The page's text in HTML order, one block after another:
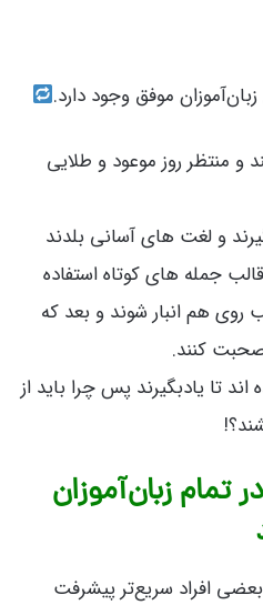
موفق وجود دارد.
و منتظر روز موعود و طلایی
و لغت های آسانی بلدند
جمله های کوتاه استفاده
روی هم انبار شوند و بعد که
صحبت کنند.
اند تا یادبگیرند پس چرا باید از
تمام زبان‌آموزان
افراد سریع‌تر پیشرفت